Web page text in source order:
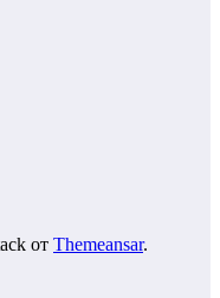
от Themeansar.